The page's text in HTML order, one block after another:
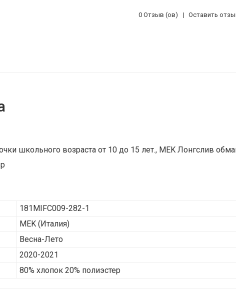
0 Отзыв (ов) Оставить
школьного возраста от 10 до 15 лет., MEK Лонгслив
181MIFC009-282-1
MEK (Италия)
Весна-Лето
2020-2021
80% хлопок 20% полиэстер